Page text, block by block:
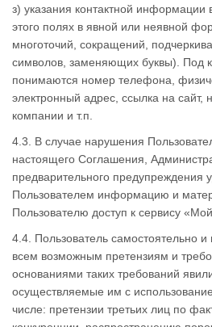
з) указания контактной
этого полях в явной или неявной
многоточий, сокращений,
символов, заменяющих буквы). Под
понимаются номер телефона,
электронный адрес, ссылка на сайт,
компании и т.п.
4.3. В случае нарушения
настоящего Соглашения,
предварительного предупреждения
Пользователем информацию и
Пользователю доступ к сервису «Мой
4.4. Пользователь самостоятельно
всем возможным претензиям и
основаниями таких требований
осуществляемые им с
числе: претензии третьих лиц по